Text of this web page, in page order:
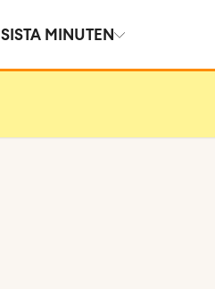
SISTA MINUTEN